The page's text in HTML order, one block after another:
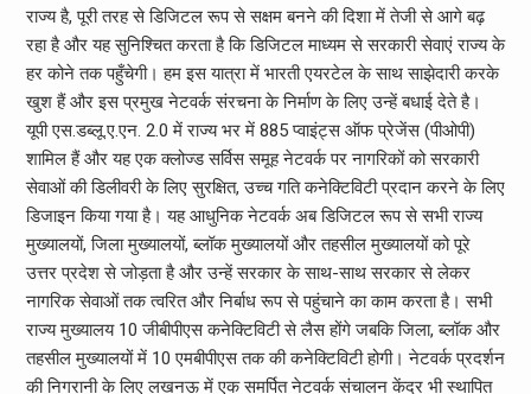
राज्य है, पूरी तरह से डिजिटल रूप से सक्षम बनने की दिशा में तेजी से आगे बढ़
रहा है और यह सुनिश्चित करता है कि डिजिटल माध्यम से सरकारी सेवाएं राज्य के
हर कोने तक पहुँचेगी। हम इस यात्रा में भारती एयरटेल के साथ साझेदारी करके
खुश हैं और इस प्रमुख नेटवर्क संरचना के निर्माण के लिए उन्हें बधाई देते है।
यूपी एस.डब्लू.ए.एन. 2.0 में राज्य भर में 885 प्वाइंट्स ऑफ प्रेजेंस (पीओपी)
शामिल हैं और यह एक क्लोज्ड सर्विस समूह नेटवर्क पर नागरिकों को सरकारी
सेवाओं की डिलीवरी के लिए सुरक्षित, उच्च गति कनेक्टिविटी प्रदान करने के लिए
डिजाइन किया गया है। यह आधुनिक नेटवर्क अब डिजिटल रूप से सभी राज्य
मुख्यालयों, जिला मुख्यालयों, ब्लॉक मुख्यालयों और तहसील मुख्यालयों को पूरे
उत्तर प्रदेश से जोड़ता है और उन्हें सरकार के साथ-साथ सरकार से लेकर
नागरिक सेवाओं तक त्वरित और निर्बाध रूप से पहुंचाने का काम करता है। सभी
राज्य मुख्यालय 10 जीबीपीएस कनेक्टिविटी से लैस होंगे जबकि जिला, ब्लॉक और
तहसील मुख्यालयों में 10 एमबीपीएस तक की कनेक्टिविटी होगी। नेटवर्क प्रदर्शन
की निगरानी के लिए लखनऊ में एक समर्पित नेटवर्क संचालन केंद्र भी स्थापित